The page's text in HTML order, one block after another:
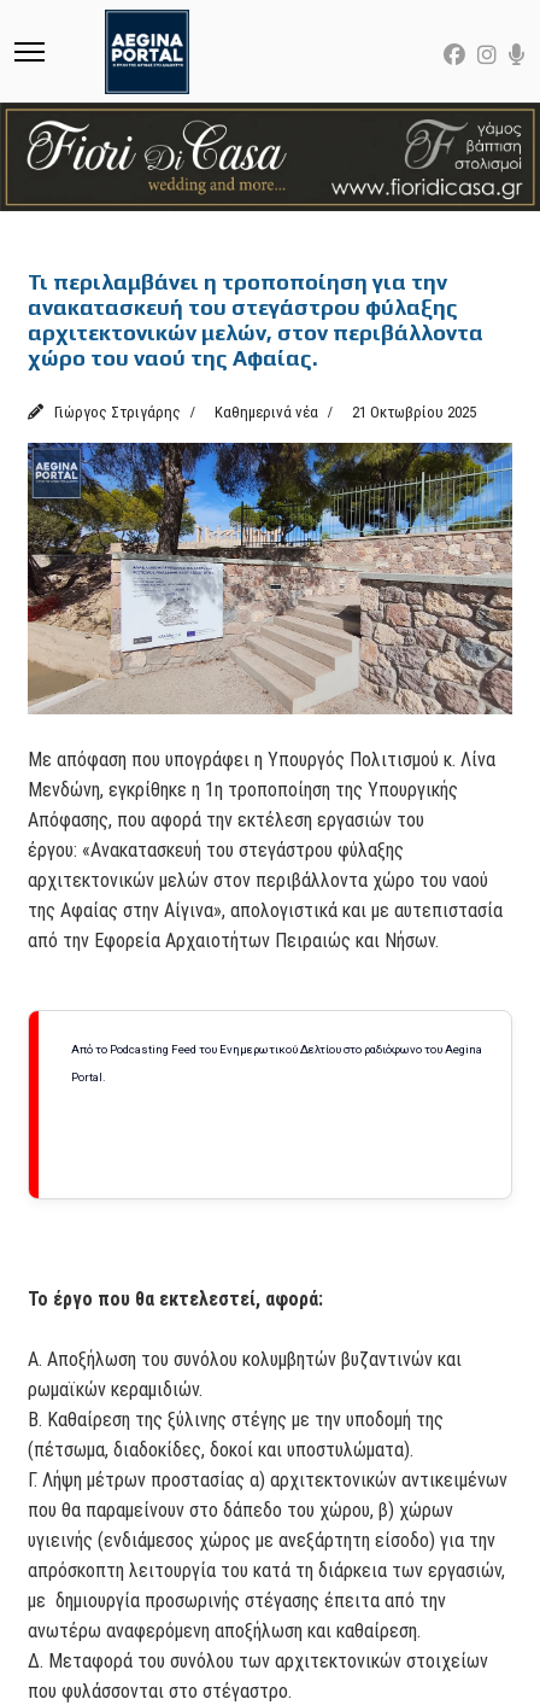
Τι περιλαμβάνει η τροποποίηση για την
ανακατασκευή του στεγάστρου φύλαξης
αρχιτεκτονικών μελών, στον περιβάλλοντα
χώρο του ναού της Αφαίας.
Γιώργος Στριγάρης Καθημερινά νέα 21 Οκτωβρίου 2025
Με απόφαση που υπογράφει η Υπουργός Πολιτισμού κ. Λίνα
Μενδώνη, εγκρίθηκε η 1η τροποποίηση της Υπουργικής
Απόφασης, που αφορά την εκτέλεση εργασιών του
έργου: «Ανακατασκευή του στεγάστρου φύλαξης
αρχιτεκτονικών μελών στον περιβάλλοντα χώρο του ναού
της Αφαίας στην Αίγινα», απολογιστικά και με αυτεπιστασία
από την Εφορεία Αρχαιοτήτων Πειραιώς και Νήσων.
Από το Podcasting Feed του Ενημερωτικού Δελτίου στο ραδιόφωνο του Aegina
Portal.
Το έργο που θα εκτελεστεί, αφορά:
Α. Αποξήλωση του συνόλου κολυμβητών βυζαντινών και
ρωμαϊκών κεραμιδιών.
Β. Καθαίρεση της ξύλινης στέγης με την υποδομή της
(πέτσωμα, διαδοκίδες, δοκοί και υποστυλώματα).
Γ. Λήψη μέτρων προστασίας α) αρχιτεκτονικών αντικειμένων
που θα παραμείνουν στο δάπεδο του χώρου, β) χώρων
υγιεινής (ενδιάμεσος χώρος με ανεξάρτητη είσοδο) για την
απρόσκοπτη λειτουργία του κατά τη διάρκεια των εργασιών,
με δημιουργία προσωρινής στέγασης έπειτα από την
ανωτέρω αναφερόμενη αποξήλωση και καθαίρεση.
Δ. Μεταφορά του συνόλου των αρχιτεκτονικών στοιχείων
που φυλάσσονται στο στέγαστρο.